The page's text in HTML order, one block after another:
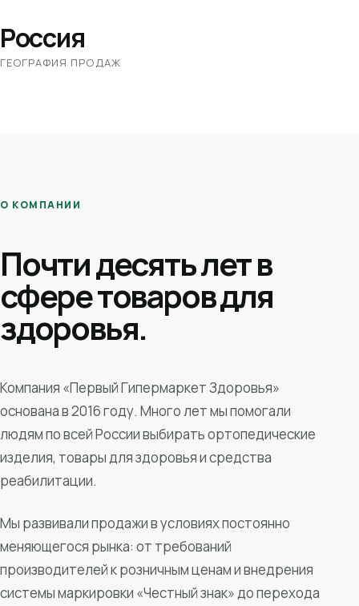
Россия
ГЕОГРАФИЯ ПРОДАЖ
О КОМПАНИИ
Почти десять лет в
сфере товаров для
здоровья.
Компания «Первый Гипермаркет Здоровья»
основана в 2016 году. Много лет мы помогали
людям по всей России выбирать ортопедические
изделия, товары для здоровья и средства
реабилитации.
Мы развивали продажи в условиях постоянно
меняющегося рынка: от требований
производителей к розничным ценам и внедрения
системы маркировки «Честный знак» до перехода